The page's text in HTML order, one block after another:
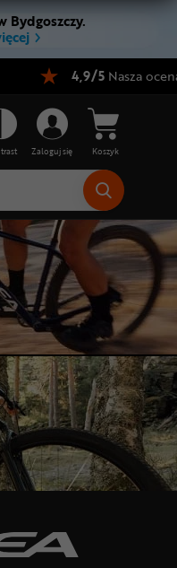
Ctrl M
Bydgoszczy.
4,9/5 Nasza
Zaloguj się Koszyk